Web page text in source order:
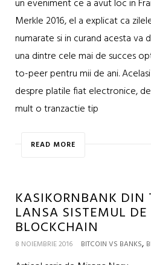
un eveniment ce a avut loc in
Merkle 2016, el a explicat ca
numarate si in curand acesta va
una dintre cele mai de succes
to-peer pentru mii de ani.
despre platile fiat electronice,
mult o tranzactie tip
READ MORE
KASIKORNBANK
LANSA SISTEMUL
BLOCKCHAIN
8 NOIEMBRIE 2016 BITCOIN VS BANKS,